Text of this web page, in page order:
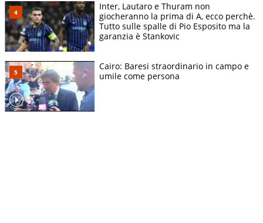
Inter, Lautaro e Thuram non
giocheranno la prima di A, ecco perchè.
Tutto sulle spalle di Pio Esposito ma la
garanzia è Stankovic
Cairo: Baresi straordinario in campo e
umile come persona